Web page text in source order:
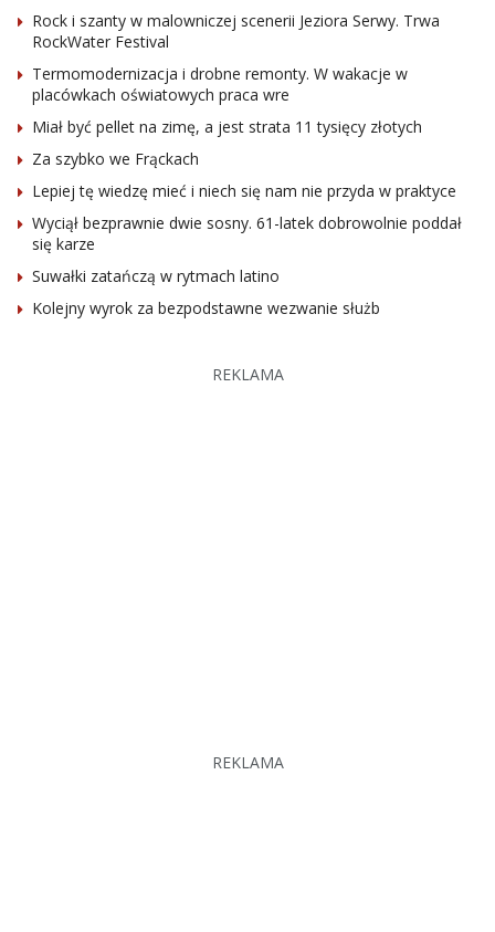
Rock i szanty w malowniczej scenerii Jeziora Serwy. Trwa
RockWater Festival
Termomodernizacja i drobne remonty. W wakacje w
placówkach oświatowych praca wre
Miał być pellet na zimę, a jest strata 11 tysięcy złotych
Za szybko we Frąckach
Lepiej tę wiedzę mieć i niech się nam nie przyda w praktyce
Wyciął bezprawnie dwie sosny. 61-latek dobrowolnie poddał
się karze
Suwałki zatańczą w rytmach latino
Kolejny wyrok za bezpodstawne wezwanie służb
REKLAMA
REKLAMA